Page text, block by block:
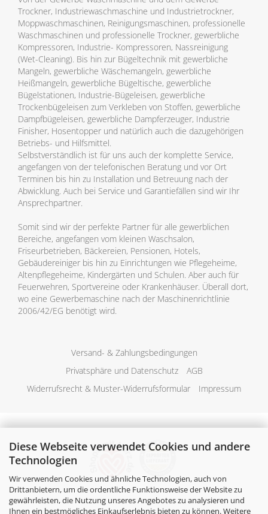
Diese Webseite verwendet Cookies und andere
Technologien
Wir verwenden Cookies und ähnliche Technologien, auch von
Drittanbietern, um die ordentliche Funktionsweise der Website zu
gewährleisten, die Nutzung unseres Angebotes zu analysieren und
Ihnen ein bestmögliches Einkaufserlebnis bieten zu können. Weitere
Trockner, Industriewaschmaschine und Industrietrockner,
Moppwaschmaschinen, Reinigungsmaschinen, professionelle
Waschmaschinen und professionelle Trockner, gewerbliche
Kompressoren, Industrie- Kompressoren, Nassreinigung
(Wet-Cleaning). Bis hin zur Bügeltechnik mit gewerbliche
Mangeln, gewerbliche Wäschemangeln, gewerbliche
Heißmangeln, gewerbliche Bügeltische, gewerbliche
Bügelstationen, Industrie-Bügeleisen, gewerbliche
Trockenbügeleisen zum Verkleben von Stoffen, gewerbliche
Dampfbügeleisen, gewerbliche Dampferzeuger, Industrie
Finisher, Hosentopper und natürlich auch die dazugehörigen
Betriebs- und Hilfsmittel.
Selbstverständlich ist für uns auch der komplette Service,
angefangen von der telefonischen Beratung und vor Ort
Terminen bis hin zu Installation und Betreuung nach der
Abwicklung. Auch bei Service und Garantiefällen sind wir Ihr
Ansprechpartner.
Somit sind wir der perfekte Partner für alle gewerblichen
Bereiche, angefangen vom kleinen Waschsalon,
Friseurbetrieben, Bäckereien, Pensionen, Hotels,
Gebäudereiniger bis hin zu Einrichtungen wie Pflegeheime,
Altenpflegeheime, Kindergärten und Schulen. Aber auch für
Feuerwehren, Sportvereine oder Krankenhäuser. Überall dort,
wo eine Gewerbemaschine nach der Maschinenrichtlinie
2006/42/EG benötigt wird.
Versand- & Zahlungsbedingungen
Privatsphäre und Datenschutz
AGB
Widerrufsrecht & Muster-Widerrufsformular
Impressum